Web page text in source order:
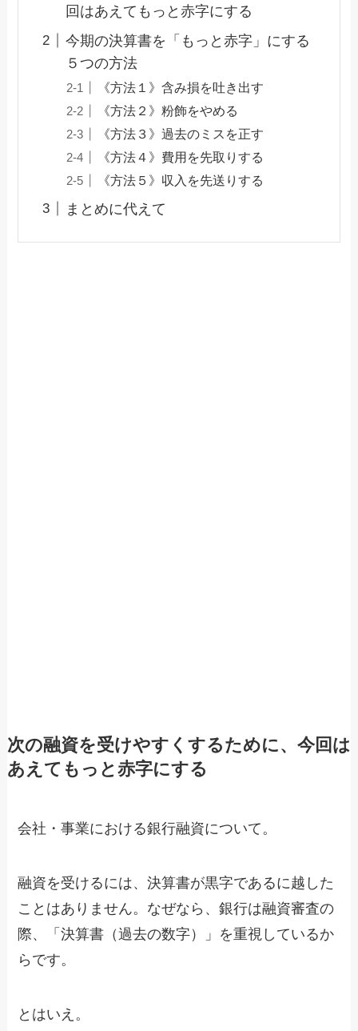
回はあえてもっと赤字にする
今期の決算書を「もっと赤字」にする
５つの方法
《方法１》含み損を吐き出す
《方法２》粉飾をやめる
《方法３》過去のミスを正す
《方法４》費用を先取りする
《方法５》収入を先送りする
まとめに代えて
次の融資を受けやすくするために、今回は
あえてもっと赤字にする
会社・事業における銀行融資について。
融資を受けるには、決算書が黒字であるに越した
ことはありません。なぜなら、銀行は融資審査の
際、「決算書（過去の数字）」を重視しているか
らです。
とはいえ。